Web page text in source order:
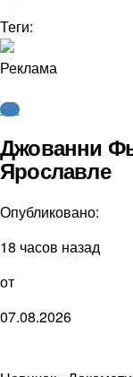
Теги:
Реклама
КХЛ
Джованни
Ярославле
Опубликовано:
18 часов назад
от
07.08.2026